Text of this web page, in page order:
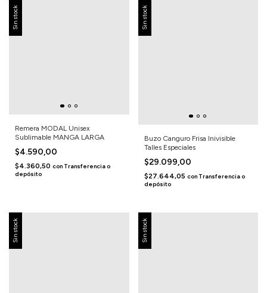
Sin stock
Remera MODAL Unisex
Sublimable MANGA LARGA
$4.590,00
$4.360,50 con Transferencia o
depósito
Sin stock
Buzo Canguro Frisa Inivisible
Talles Especiales
$29.099,00
$27.644,05 con Transferencia o
depósito
Sin stock Sin stock